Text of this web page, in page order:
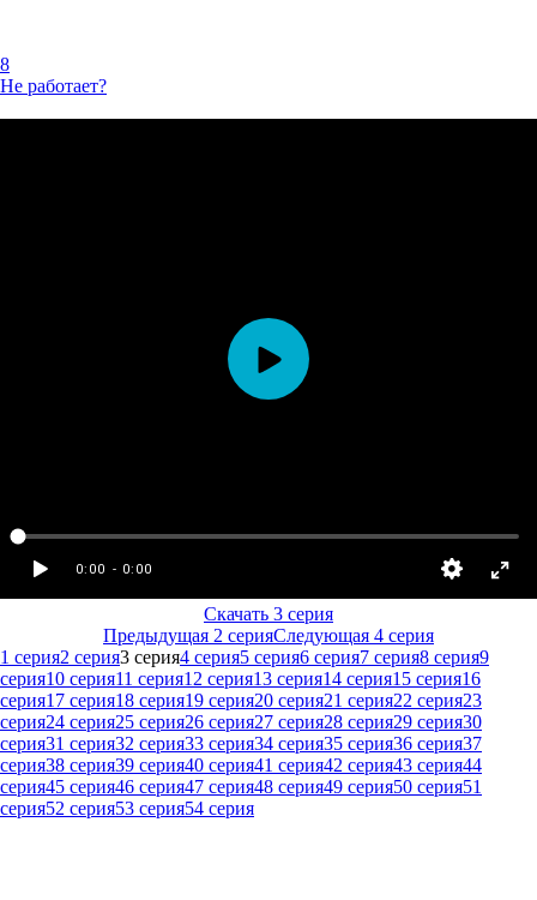
8
Не работает?
Скачать 3 серия
Предыдущая 2 серияСледующая 4 серия
1 серия2 серия3 серия4 серия5 серия6 серия7 серия8 серия9
серия10 серия11 серия12 серия13 серия14 серия15 серия16
серия17 серия18 серия19 серия20 серия21 серия22 серия23
серия24 серия25 серия26 серия27 серия28 серия29 серия30
серия31 серия32 серия33 серия34 серия35 серия36 серия37
серия38 серия39 серия40 серия41 серия42 серия43 серия44
серия45 серия46 серия47 серия48 серия49 серия50 серия51
серия52 серия53 серия54 серия